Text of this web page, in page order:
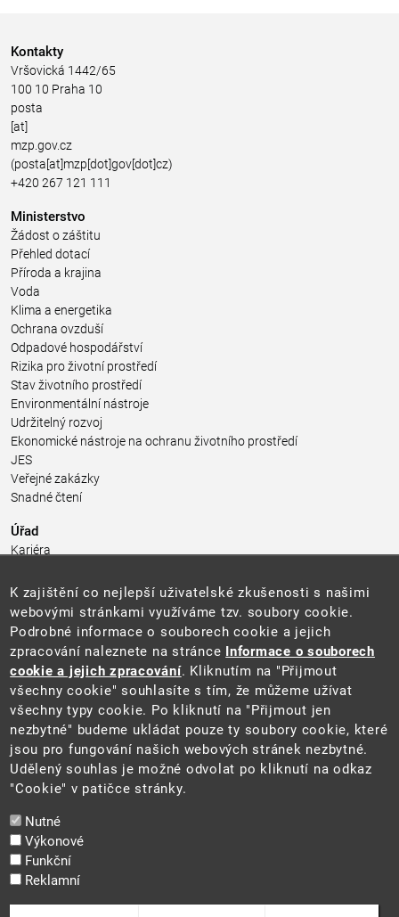
Kontakty
Vršovická 1442/65
100 10 Praha 10
posta
[at]
mzp.gov.cz
(posta[at]mzp[dot]gov[dot]cz)
+420 267 121 111
Ministerstvo
Žádost o záštitu
Přehled dotací
Příroda a krajina
Voda
Klima a energetika
Ochrana ovzduší
Odpadové hospodářství
Rizika pro životní prostředí
Stav životního prostředí
Environmentální nástroje
Udržitelný rozvoj
Ekonomické nástroje na ochranu životního prostředí
JES
Veřejné zakázky
Snadné čtení
Úřad
Kariéra
Pro média a veřejnost
Povinně zveřejňované informace
Kontakty
Přistupnost budovy úřadu MŽP
(PDF, 204 kB)
Web
Aktuality
Ochrana osobních údajů
Prohlášení o přístupnosti
Zásady používání cookies
Mapa webu
K zajištění co nejlepší uživatelské zkušenosti s našimi
webovými stránkami využíváme tzv. soubory cookie.
Podrobné informace o souborech cookie a jejich
zpracování naleznete na stránce Informace o souborech
cookie a jejich zpracování. Kliknutím na "Přijmout
všechny cookie" souhlasíte s tím, že můžeme užívat
všechny typy cookie. Po kliknutí na "Přijmout jen
nezbytné" budeme ukládat pouze ty soubory cookie, které
jsou pro fungování našich webových stránek nezbytné.
Udělený souhlas je možné odvolat po kliknutí na odkaz
"Cookie" v patičce stránky.
Nutné
Výkonové
Funkční
Reklamní